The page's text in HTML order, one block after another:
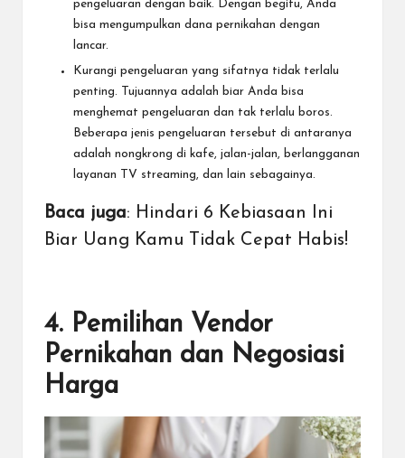
pengeluaran dengan baik. Dengan begitu, Anda
bisa mengumpulkan dana pernikahan dengan
lancar.
Kurangi pengeluaran yang sifatnya tidak terlalu
penting. Tujuannya adalah biar Anda bisa
menghemat pengeluaran dan tak terlalu boros.
Beberapa jenis pengeluaran tersebut di antaranya
adalah nongkrong di kafe, jalan-jalan, berlangganan
layanan TV streaming, dan lain sebagainya.
Baca juga: Hindari 6 Kebiasaan Ini
Biar Uang Kamu Tidak Cepat Habis!
4. Pemilihan Vendor
Pernikahan dan Negosiasi
Harga